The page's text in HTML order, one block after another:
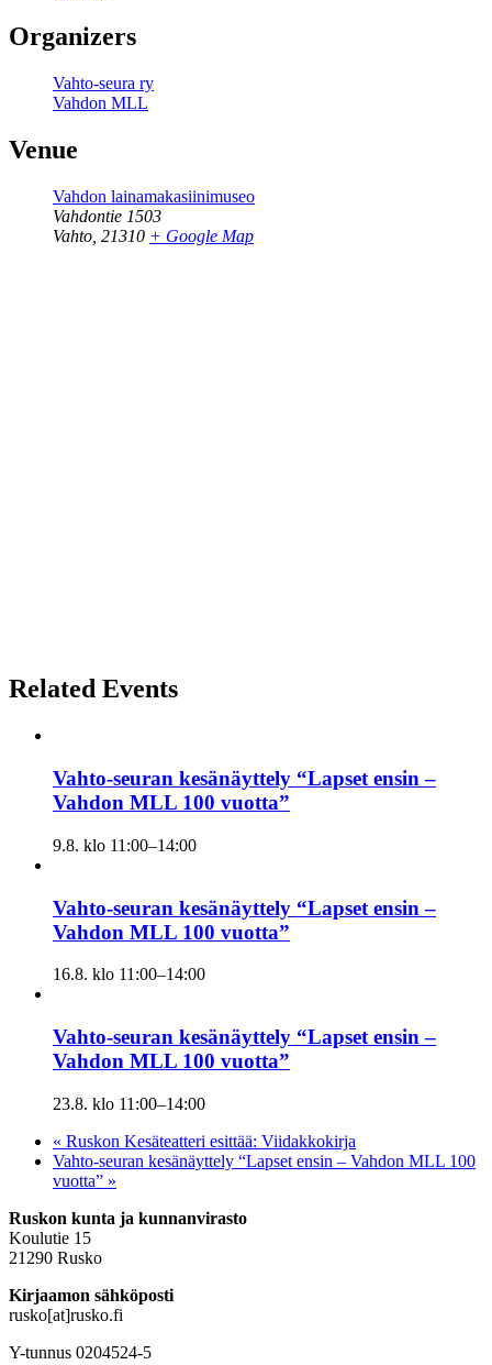
Organizers
Vahto-seura ry
Vahdon MLL
Venue
Vahdon lainamakasiinimuseo
Vahdontie 1503
Vahto 21310 + Google Map
Related Events
Vahto-seuran kesänäyttely “Lapset ensin –
Vahdon MLL 100 vuotta”
9.8. klo 11:00–14:00
Vahto-seuran kesänäyttely “Lapset ensin –
Vahdon MLL 100 vuotta”
16.8. klo 11:00–14:00
Vahto-seuran kesänäyttely “Lapset ensin –
Vahdon MLL 100 vuotta”
23.8. klo 11:00–14:00
« Ruskon Kesäteatteri esittää: Viidakkokirja
Vahto-seuran kesänäyttely “Lapset ensin – Vahdon MLL 100
vuotta” »
Ruskon kunta ja kunnanvirasto
Koulutie 15
21290 Rusko
Kirjaamon sähköposti
rusko[at]rusko.fi
Y-tunnus 0204524-5